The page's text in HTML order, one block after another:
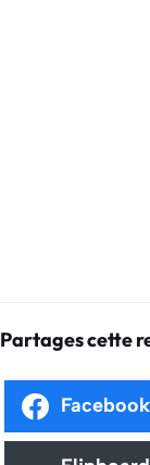
Partages cette
Facebook